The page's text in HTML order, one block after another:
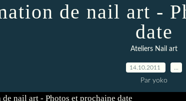
de nail art -
date
Ateliers Nail art
14.10.2011
Par yoko